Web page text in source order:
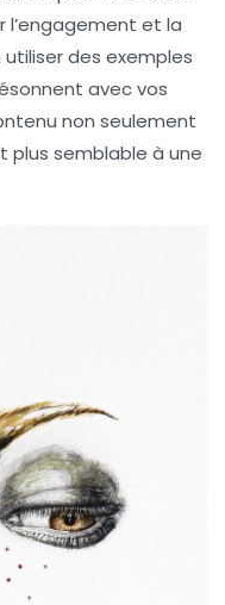
l’engagement et la
des exemples
avec vos
non seulement
plus semblable à une